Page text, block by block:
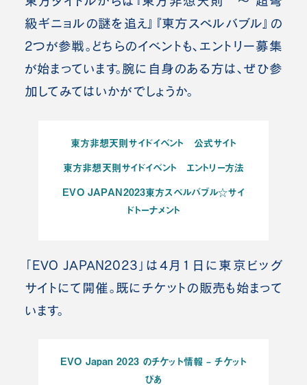
級ギニョルの謎を追え』『東方スペルバブル』の
2つが参戦。どちらのイベントも、エントリー募集
が始まっています。腕に自身のある方は、ぜひ参
加してみてはいかがでしょうか。
東方非想天則サイドイベント 公式サイト
東方非想天則サイドイベント エントリー方法
EVO JAPAN2023東方スペルバブル☆サイ
ドトーナメント
「EVO JAPAN2023」は4月1日に東京ビッグ
サイトにて開催。既にチケットの販売も始まって
います。
EVO Japan 2023 のチケット情報 – チケット
ぴあ